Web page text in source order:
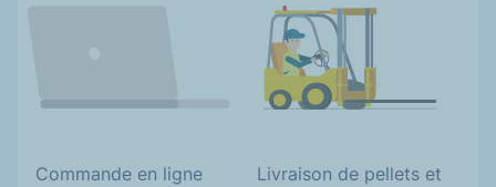
Commande en ligne
Livraison de pellets et